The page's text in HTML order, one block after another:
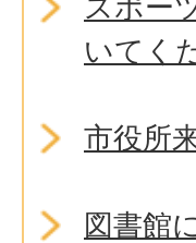
いてく
市役所
図書館